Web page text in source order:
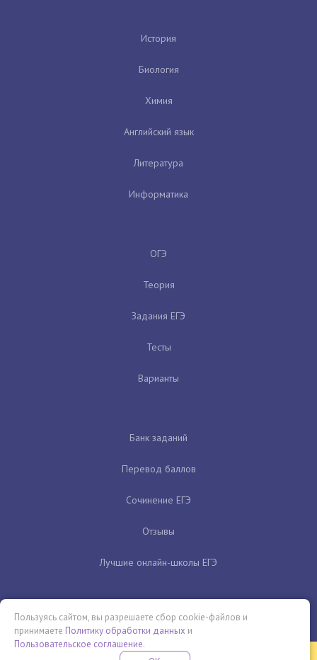
История
Биология
Химия
Английский язык
Литература
Информатика
ОГЭ
Теория
Задания ЕГЭ
Тесты
Варианты
Банк заданий
Перевод баллов
Сочинение ЕГЭ
Отзывы
Лучшие онлайн-школы ЕГЭ
Пользуясь сайтом, вы разрешаете сбор cookie-файлов и
принимаете Политику обработки данных и
Пользовательское соглашение.